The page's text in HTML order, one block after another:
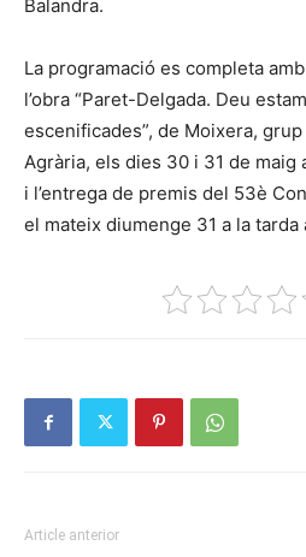
Balandra.
La programació es completa
l’obra “Paret-Delgada. Deu
escenificades”, de Moixera,
Agrària, els dies 30 i 31 de maig
i l’entrega de premis del 53è
el mateix diumenge 31 a la tarda
Article anterior